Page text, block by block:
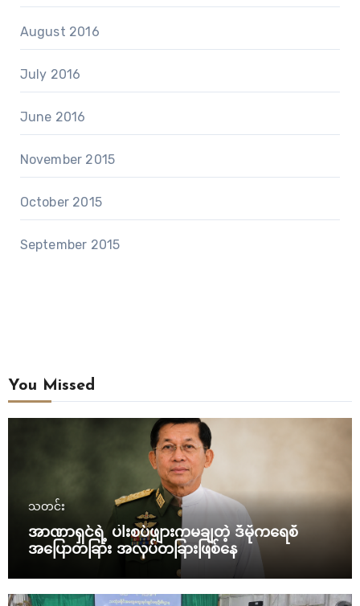
August 2016
July 2016
June 2016
November 2015
October 2015
September 2015
You Missed
သတင်း
အာဏာရှင်ရဲ့ ပါးစပ်ဖျားကမချတဲ့ ဒီမိုကရေစီ
အပြောတခြား အလုပ်တခြားဖြစ်နေ